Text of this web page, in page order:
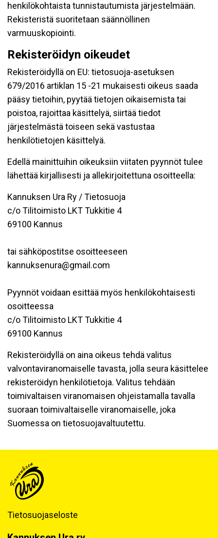
henkilökohtaista tunnistautumista järjestelmään.
Rekisteristä suoritetaan säännöllinen
varmuuskopiointi.
Rekisteröidyn oikeudet
Rekisteröidyllä on EU: tietosuoja-asetuksen
679/2016 artiklan 15 -21 mukaisesti oikeus saada
pääsy tietoihin, pyytää tietojen oikaisemista tai
poistoa, rajoittaa käsittelyä, siirtää tiedot
järjestelmästä toiseen sekä vastustaa
henkilötietojen käsittelyä.
Edellä mainittuihin oikeuksiin viitaten pyynnöt tulee
lähettää kirjallisesti ja allekirjoitettuna osoitteella:
Kannuksen Ura Ry / Tietosuoja
c/o Tilitoimisto LKT Tukkitie 4
69100 Kannus
tai sähköpostitse osoitteeseen
kannuksenura@gmail.com
Pyynnöt voidaan esittää myös henkilökohtaisesti
osoitteessa
c/o Tilitoimisto LKT Tukkitie 4
69100 Kannus
Rekisteröidyllä on aina oikeus tehdä valitus
valvontaviranomaiselle tavasta, jolla seura käsittelee
rekisteröidyn henkilötietoja. Valitus tehdään
toimivaltaisen viranomaisen ohjeistamalla tavalla
suoraan toimivaltaiselle viranomaiselle, joka
Suomessa on tietosuojavaltuutettu.
Tietosuojaseloste